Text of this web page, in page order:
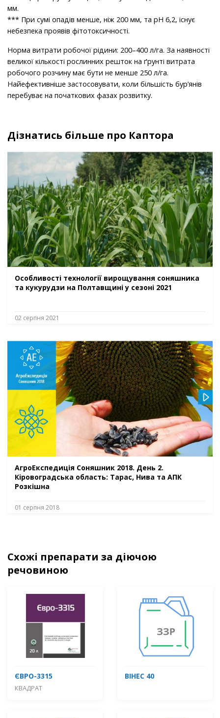
мм.
*** При сумі опадів менше, ніж 200 мм, та рН 6,2, існує
небезпека проявів фітотоксичності.
Норма витрати робочої рідини: 200–400 л/га. За наявності
великої кількості рослинних решток на ґрунті витрата
робочого розчину має бути не менше 250 л/га.
Найефективніше застосовувати, коли більшість бур’янів
перебуває на початкових фазах розвитку.
Дізнатись більше про Каптора
Особливості технології вирощування соняшника
та кукурудзи на Полтавщині у сезоні 2021
02 серпня 2021
АгроЕкспедиція Соняшник 2018. День 2.
Кіровоградська область: Тарас, Нива та АПК
Розкішна
01 серпня 2018
Схожі препарати за діючою
речовиною
ЄВРО-3315
КВАДРАТ
ВІНЕС 40